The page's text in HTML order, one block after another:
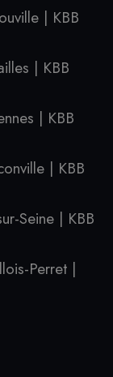
| KBB
| KBB
| KBB
| KBB
Seine | KBB
Perret |